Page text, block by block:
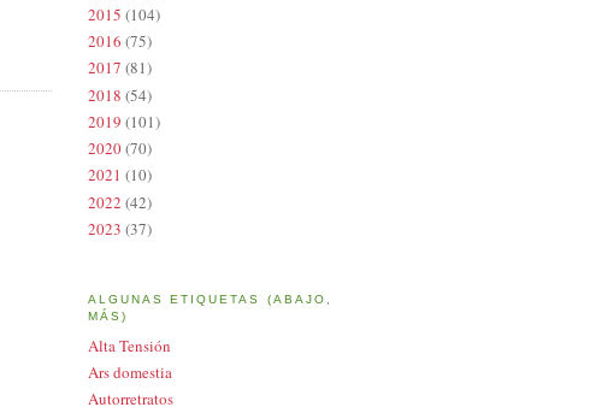
2015 (104)
2016 (75)
2017 (81)
2018 (54)
2019 (101)
2020(70)
2021 (10)
2022 (42)
2023 (37)
ALGUNAS ETIQUETAS (ABAJO,
MÁS)
Alta Tensión
Ars domestia
Autorretratos